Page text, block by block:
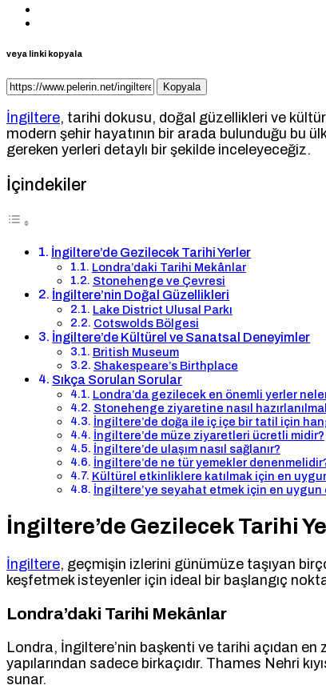
veya linki kopyala
Kopyala
İngiltere, tarihi dokusu, doğal güzellikleri ve
modern şehir hayatının bir arada bulunduğu bu
gereken yerleri detaylı bir şekilde inceleyeceğiz.
İçindekiler
İngiltere’de Gezilecek Tarihi Yerler
Londra’daki Tarihi Mekânlar
Stonehenge ve Çevresi
İngiltere’nin Doğal Güzellikleri
Lake District Ulusal Parkı
Cotswolds Bölgesi
İngiltere’de Kültürel ve Sanatsal Deneyimler
British Museum
Shakespeare’s Birthplace
Sıkça Sorulan Sorular
Londra’da gezilecek en önemli yerler
Stonehenge ziyaretine nasıl
İngiltere’de doğa ile iç içe bir tatil için
İngiltere’de müze ziyaretleri ücretli midir?
İngiltere’de ulaşım nasıl sağlanır?
İngiltere’de ne tür yemekler
Kültürel etkinliklere katılmak için en
İngiltere’ye seyahat etmek için en uygun
İngiltere’de Gezilecek Tarihi
İngiltere, geçmişin izlerini günümüze taşıyan
keşfetmek isteyenler için ideal bir başlangıç
Londra’daki Tarihi Mekânlar
Londra, İngiltere’nin başkenti ve tarihi açıdan
yapılarından sadece birkaçıdır. Thames Nehri
sunar.